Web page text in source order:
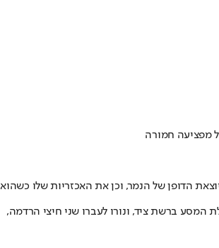
מפציעה חמורה
הדופן של הנמר, וכן את האכזריות שלו כשהוא
ברשת ציד, ונורו לעברו שני חיצי הרדמה,